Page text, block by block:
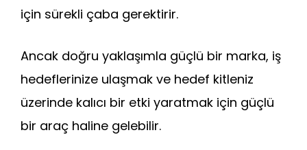
için sürekli çaba gerektirir.
Ancak doğru yaklaşımla güçlü bir marka, iş
hedeflerinize ulaşmak ve hedef kitleniz
üzerinde kalıcı bir etki yaratmak için güçlü
bir araç haline gelebilir.